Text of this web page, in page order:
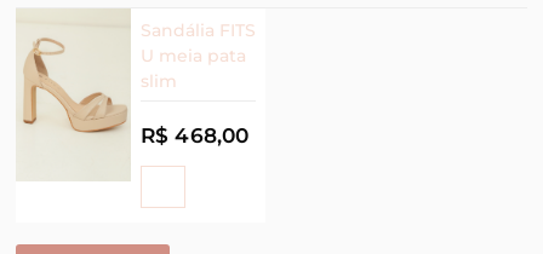
Sandália FITS
U meia pata
slim
R$ 468,00